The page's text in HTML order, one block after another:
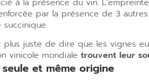
à la présence du vin.
par la présence de 3 autres
succinique.
plus juste de dire que les vignes
vinicole mondiale trouvent leur
et même origine